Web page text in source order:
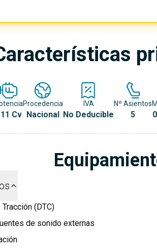
Cv
Procedencia
Nacional
IVA
No Deducible
Nº Asientos
5
(DTC)
de sonido externas